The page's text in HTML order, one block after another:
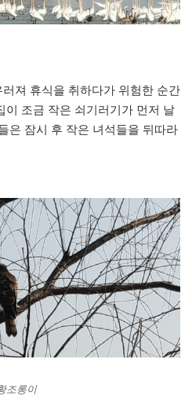
져 휴식을 취하다가 위험한 순간
이 조금 작은 쇠기러기가 먼저 날
은 잠시 후 작은 녀석들을 뒤따라
조롱이